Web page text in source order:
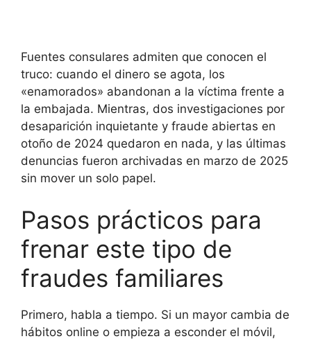
Fuentes consulares admiten que conocen el
truco: cuando el dinero se agota, los
«enamorados» abandonan a la víctima frente a
la embajada. Mientras, dos investigaciones por
desaparición inquietante y fraude abiertas en
otoño de 2024 quedaron en nada, y las últimas
denuncias fueron archivadas en marzo de 2025
sin mover un solo papel.
Pasos prácticos para
frenar este tipo de
fraudes familiares
Primero, habla a tiempo. Si un mayor cambia de
hábitos online o empieza a esconder el móvil,